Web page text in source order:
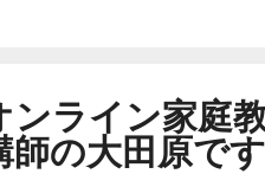
ンライン家庭
師の大田原です